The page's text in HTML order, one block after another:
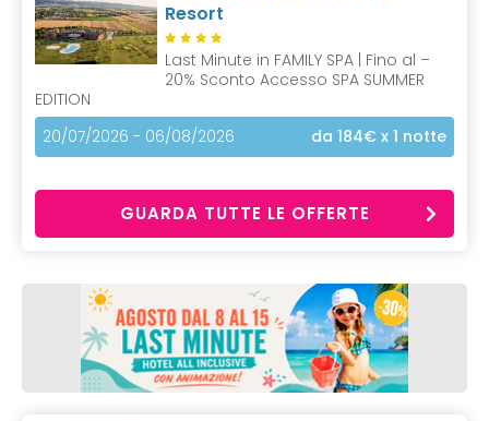
Resort
Last Minute in FAMILY SPA | Fino al –
20% Sconto Accesso SPA SUMMER
EDITION
20/07/2026 - 06/08/2026
da 184€ x 1 notte
GUARDA TUTTE LE OFFERTE